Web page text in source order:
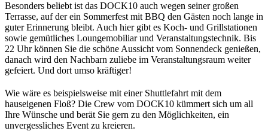
Besonders beliebt ist das DOCK10 auch wegen seiner großen
Terrasse, auf der ein Sommerfest mit BBQ den Gästen noch lange in
guter Erinnerung bleibt. Auch hier gibt es Koch- und Grillstationen
sowie gemütliches Loungemobiliar und Veranstaltungstechnik. Bis
22 Uhr können Sie die schöne Aussicht vom Sonnendeck genießen,
danach wird den Nachbarn zuliebe im Veranstaltungsraum weiter
gefeiert. Und dort umso kräftiger!
Wie wäre es beispielsweise mit einer Shuttlefahrt mit dem
hauseigenen Floß? Die Crew vom DOCK10 kümmert sich um all
Ihre Wünsche und berät Sie gern zu den Möglichkeiten, ein
unvergessliches Event zu kreieren.